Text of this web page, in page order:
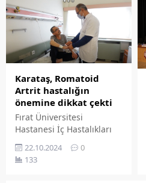
Hatipoğlu Elazığ'da 2024 –
2025 yılları arasında 10
adet yapımı tamamlanan
sağlık yatırımı olduğunu
söyledi.
Karataş, Romatoid
Artrit hastalığın
önemine dikkat çekti
Fırat Üniversitesi
Hastanesi İç Hastalıkları
Anabilim Dalı Romatoloji
Bilim Dalı Öğretim Üyesi
Doç. Dr. Ahmet KARATAŞ,
22.10.2024
0
133